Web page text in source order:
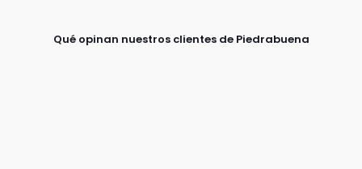
Qué opinan nuestros clientes de Piedrabuena